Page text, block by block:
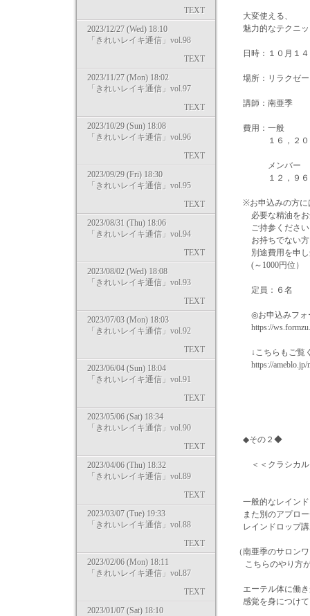
TEXT
2023/12/27 (Wed) 18:10
「きれいレイキ通信」vol.98
TEXT
2023/11/27 (Mon) 18:02
「きれいレイキ通信」vol.97
TEXT
2023/10/29 (Sun) 18:08
「きれいレイキ通信」vol.96
TEXT
2023/09/29 (Fri) 18:30
「きれいレイキ通信」vol.95
TEXT
2023/08/31 (Thu) 18:06
「きれいレイキ通信」vol.94
TEXT
2023/08/02 (Wed) 18:08
「きれいレイキ通信」vol.93
TEXT
2023/07/03 (Mon) 18:03
「きれいレイキ通信」vol.92
TEXT
2023/06/04 (Sun) 18:04
「きれいレイキ通信」vol.91
TEXT
2023/05/06 (Sat) 18:34
「きれいレイキ通信」vol.90
TEXT
2023/04/06 (Thu) 18:32
「きれいレイキ通信」vol.89
TEXT
2023/03/07 (Tue) 19:33
「きれいレイキ通信」vol.88
TEXT
2023/02/06 (Mon) 18:11
「きれいレイキ通信」vol.87
TEXT
2023/01/07 (Sat) 18:10
大変使える、
魅力的なテクニッ
日時：１０月１
場所：リラクゼ
講師：南亜季
費用：一般
１６，２０
メンバー
１２，９６
※お申込みの方に
必要な精油をお
ご持参ください
お持ちでない方
別途費用を申し
(～1000
定員：６名
◎お申込みフォ
https://
↓こちらもご覧
https://ameblo.jp/
◆その２◆
＜＜クラシカル
一般的なレイン
また別のアプロ
レインドロップ
（南亜季のサロン
こちらのやり方
エーテル体に働
感覚を身につけ